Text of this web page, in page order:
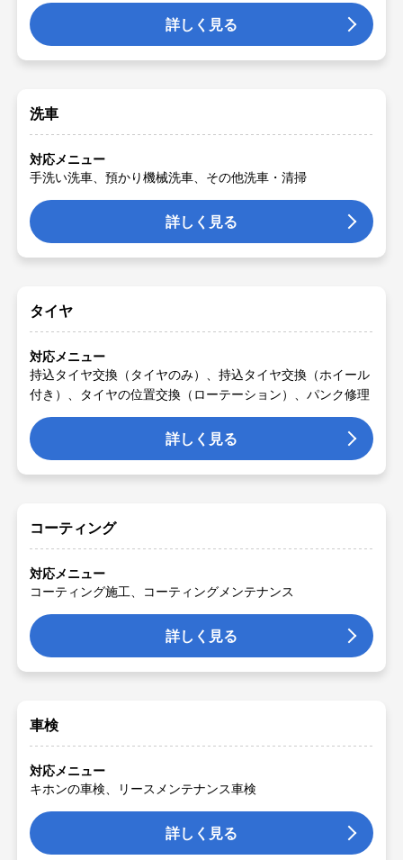
詳しく見る
洗車
対応メニュー
手洗い洗車、預かり機械洗車、その他洗車・清掃
詳しく見る
タイヤ
対応メニュー
持込タイヤ交換（タイヤのみ）、持込タイヤ交換（ホイール
付き）、タイヤの位置交換（ローテーション）、パンク修理
詳しく見る
コーティング
対応メニュー
コーティング施工、コーティングメンテナンス
詳しく見る
車検
対応メニュー
キホンの車検、リースメンテナンス車検
詳しく見る